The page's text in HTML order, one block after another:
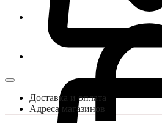
Доставка и оплата
Адреса магазинов